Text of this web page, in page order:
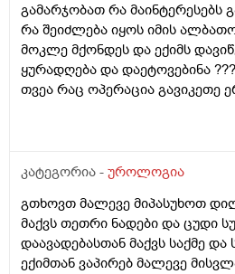
გამარჯობათ რა მაინტერესებს
რა შეიძლება იყოს იმის
მოკლე მქონდეს და ექიმს
ყურადღება და დაეტოვებინა
თვეა რაც ოპერაცია გავიკეთე
ასევე არაერექციულ დროსაც
ერექცირებულის დროს
იქაჩება ხოლმე და ცოტა
ლაგამის არეში
კატეგორია - უროლოგია
გთხოვთ მალევე მიპასუხოთ
მაქვს თეთრი ნადები და ცუდი
დაავადებასთან მაქვს საქმე და
ექიმთან ვაპირებ მალევე